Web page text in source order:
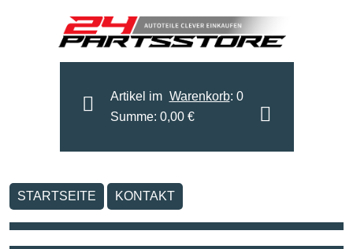
Artikel im Warenkorb: 0
Summe: 0,00 €
STARTSEITE KONTAKT